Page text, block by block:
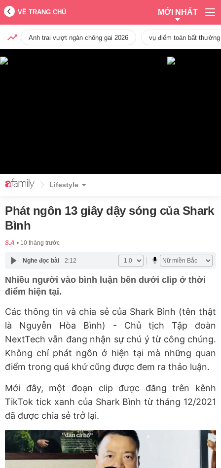
VỀ TRANG CHỦ MỚI NHẤT
Anh trai vượt ngàn chông gai 2026 vụ điểm toán bất
Lifestyle
Phát ngôn 13 giây dậy sóng của Shark
Bình
S.A 10 tháng trước
Nghe đọc bài 2:12
Nhiều người vào bình luận bên dưới clip ở thời
điểm hiện tại.
Các thông tin và chia sẻ của Shark Bình (tên thật
là Nguyễn Hòa Bình) - Chủ tịch Tập đoàn
NextTech vẫn đang nhận sự chú ý từ công chúng.
Không chỉ phát ngôn ở hiện tại mà những quan
điểm trong quá khứ cũng được đem ra thảo luận.
Mới đây, một đoạn clip được đăng trên kênh
TikTok tick xanh của Shark Bình từ tháng 12/2021
đã được chia sẻ trở lại.